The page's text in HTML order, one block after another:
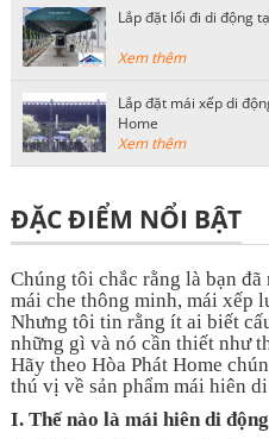
Lắp đặt lối đi di động
Xem thêm
Lắp đặt mái xếp di
Home
Xem thêm
ĐẶC ĐIỂM NỔI BẬT
Chúng tôi chắc rằng là bạn đã
mái che thông minh, mái xếp
Nhưng tôi tin rằng ít ai biết
những gì và nó cần thiết như
Hãy theo Hòa Phát Home
thú vị về sản phẩm mái hiên
I. Thế nào là mái hiên di